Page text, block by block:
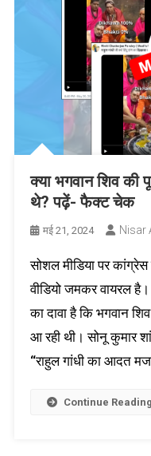
क्या भगवान शिव की
थे? पढ़ें- फैक्ट चेक
मई 21, 2024 Nisar
सोशल मीडिया पर
वीडियो जमकर वायरल
का दावा है कि भगवान
आ रही थी। सोनू कुमार
“राहुल गांधी का आदत
Continue Reading